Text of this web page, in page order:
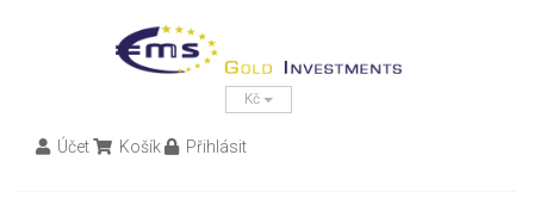
Kč
Účet Košík Přihlásit